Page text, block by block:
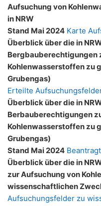
Aufsuchung von
in NRW
Stand Mai 2024 Karte
Überblick über die in
Bergbauberechtigungen
Kohlenwasserstoffen zu
Grubengas)
Erteilte
Überblick über die in
Berbauberechtigungen
Kohlenwasserstoffen zu
Grubengas)
Stand Mai 2024
Überblick über die in
zur Aufsuchung von
wissenschaftlichen
Aufsuchungsfelder zu